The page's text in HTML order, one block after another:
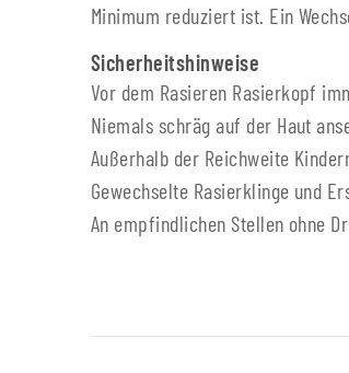
Minimum reduziert ist. Ein
Sicherheitshinweise
Vor dem Rasieren Rasierkopf
Niemals schräg auf der Haut
Außerhalb der Reichweite
Gewechselte Rasierklinge und
An empfindlichen Stellen ohne